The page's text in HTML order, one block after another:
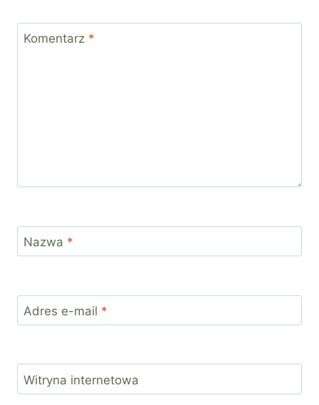
Komentarz *
Nazwa *
Adres e-mail *
Witryna internetowa